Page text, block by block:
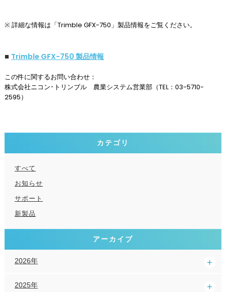
※ 詳細な情報は「Trimble GFX-750」製品情報をご覧ください。
■ Trimble GFX-750 製品情報
この件に関するお問い合わせ：
株式会社ニコン･トリンブル 農業システム営業部（TEL：03-5710-
2595）
カテゴリ
すべて
お知らせ
サポート
新製品
アーカイブ
2026年
2025年